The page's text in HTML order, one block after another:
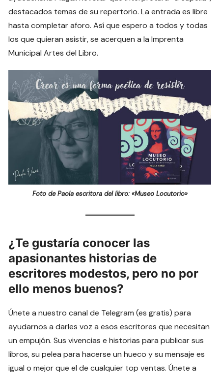
destacados temas de su repertorio. La entrada es libre
hasta completar aforo. Así que espero a todos y todas
los que quieran asistir, se acerquen a la Imprenta
Municipal Artes del Libro.
Foto de Paola escritora del libro: «Museo Locutorio»
¿Te gustaría conocer las
apasionantes historias de
escritores modestos, pero no por
ello menos buenos?
Únete a nuestro canal de Telegram (es gratis) para
ayudarnos a darles voz a esos escritores que necesitan
un empujón. Sus vivencias e historias para publicar sus
libros, su pelea para hacerse un hueco y su mensaje es
igual o mejor que el de cualquier top ventas. Únete a